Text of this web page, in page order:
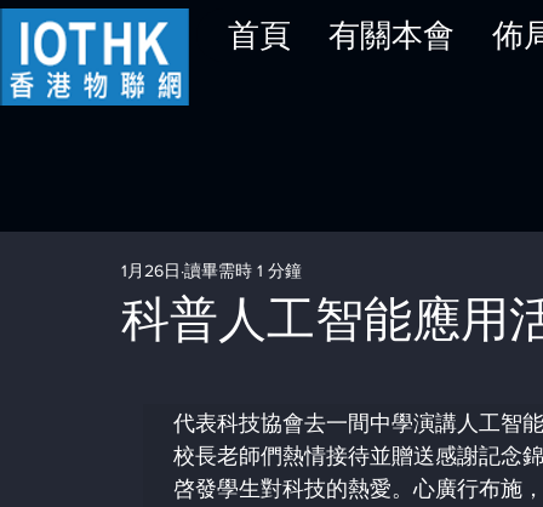
首頁 有關本會 佈
科普人工智能應用
1月26日 讀畢需時 1 分鐘
代表科技協會去一間中學演講人工智
校長老師們熱情接待並贈送感謝記念
啓發學生對科技的熱愛。心廣行布施